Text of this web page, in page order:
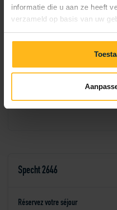
informatie die u aan ze heeft
verzameld op basis van uw
1 2 3
17
21
22 23 24
30
Specht 2646
Réservez votre séjour